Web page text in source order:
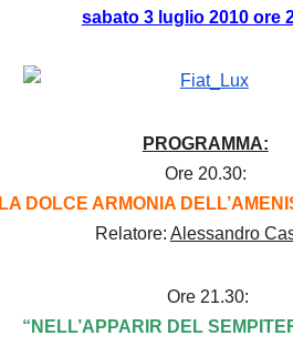
sabato 3 luglio 2010 ore
PROGRAMMA:
Ore 20.30:
LA DOLCE ARMONIA
Relatore: Alessandro
Ore 21.30:
“NELL’APPARIR DEL